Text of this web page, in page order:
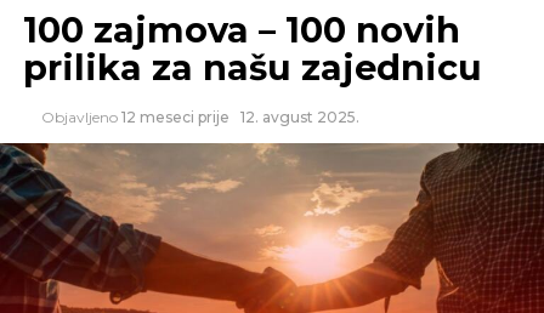
Izvor: Tanjug
SLIČNE TEME:
SLEDEĆI
100 zajmova – 100 novih
prilika za našu zajednicu
Objavljeno 12 meseci prije 12. avgust 2025.